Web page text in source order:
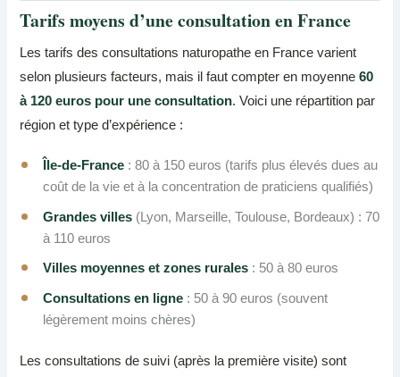
Tarifs moyens d’une consultation en France
Les tarifs des consultations naturopathe en France varient
selon plusieurs facteurs, mais il faut compter en moyenne60
à 120 euros pour une consultation. Voici une répartition par
région et type d’expérience :
Île-de-France : 80 à 150 euros (tarifs plus élevés dues au
coût de la vie et à la concentration de praticiens qualifiés)
Grandes villes (Lyon, Marseille, Toulouse, Bordeaux) : 70
à 110 euros
Villes moyennes et zones rurales : 50 à 80 euros
Consultations en ligne : 50 à 90 euros (souvent
légèrement moins chères)
Les consultations de suivi (après la première visite) sont